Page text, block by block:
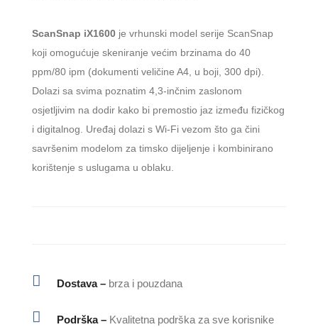
ScanSnap iX1600je vrhunski model serije ScanSnap
koji omogućuje skeniranje većim brzinama do 40
ppm/80 ipm (dokumenti veličine A4, u boji, 300 dpi).
Dolazi sa svima poznatim 4,3-inčnim zaslonom
osjetljivim na dodir kako bi premostio jaz između fizičkog
i digitalnog. Uređaj dolazi s Wi-Fi vezom što ga čini
savršenim modelom za timsko dijeljenje i kombinirano
korištenje s uslugama u oblaku.
 Dostava – brza i pouzdana
 Podrška – Kvalitetna podrška za sve korisnike